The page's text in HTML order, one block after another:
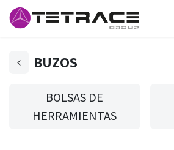
BUZOS
BOLSAS DE
HERRAMIENTAS